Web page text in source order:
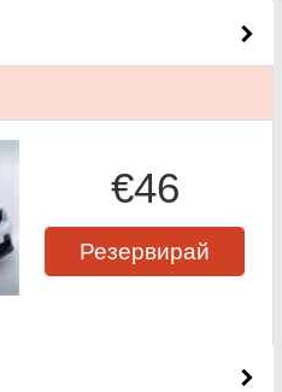
€46
Резервирай